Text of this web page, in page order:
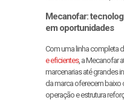
Mecanofar:
em oportunidades
Com uma linha completa
e eficientes, a Mecanofar
marcenarias até grandes
da marca oferecem baixo
operação e estrutura